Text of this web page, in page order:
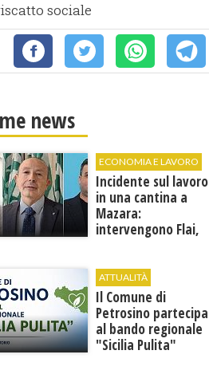
sociale
news
ECONOMIA E LAVORO
Incidente sul lavoro
in una cantina a
Mazara:
intervengono Flai,
ATTUALITÀ
​Il Comune di
Petrosino partecipa
al bando regionale
"Sicilia Pulita"